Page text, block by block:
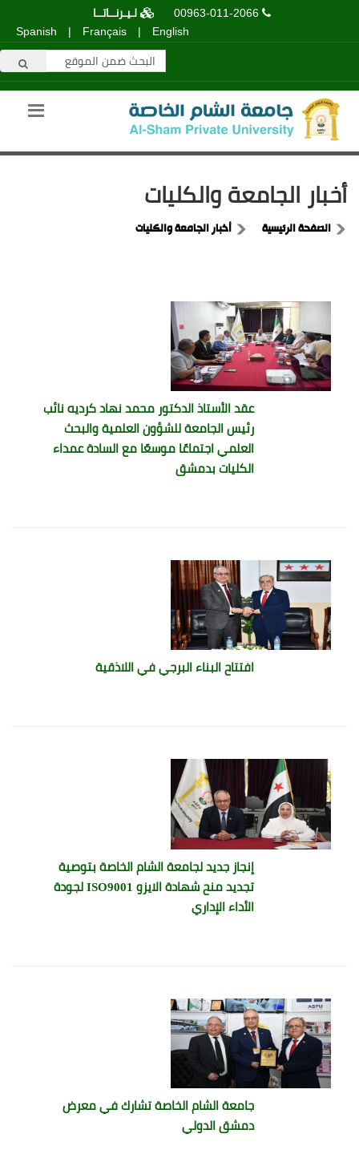
00963-011-2066
لـيـرنــاتــا
English
|
Français
|
Spanish
أخبار الجامعة والكليات
الصفحة الرئيسية أخبار الجامعة والكليات
عقد الأستاذ الدكتور محمد نهاد كرديه نائب
رئيس الجامعة للشؤون العلمية والبحث
العلمي اجتماعًا موسعًا مع السادة عمداء
الكليات بدمشق
افتتاح البناء البرجي في اللاذقية
إنجاز جديد لجامعة الشام الخاصة بتوصية
تجديد منح شهادة الايزو ISO9001 لجودة
الأداء الإداري
جامعة الشام الخاصة تشارك في معرض
دمشق الدولي